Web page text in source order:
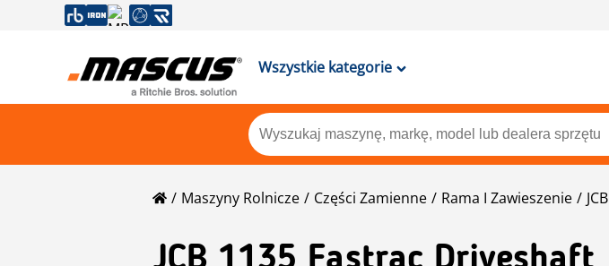
Wszystkie kategorie
Maszyny Rolnicze Części Zamienne Rama I Zawieszenie JCB